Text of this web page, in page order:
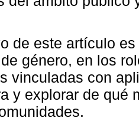
de este artículo
género, en los
vinculadas con
y explorar de qué